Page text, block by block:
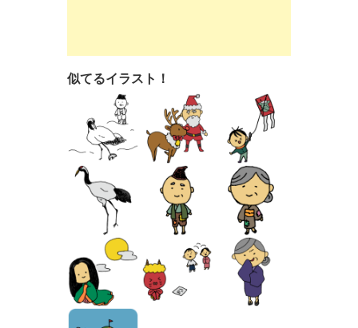
似てるイラスト！